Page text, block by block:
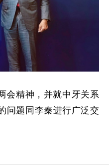
会精神，并就中牙关系
问题同李秦进行广泛交